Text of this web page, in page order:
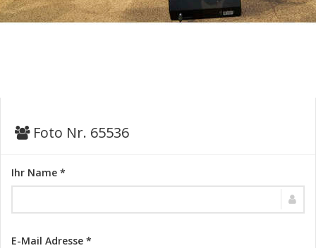
Foto Nr. 65536
Ihr Name *
E-Mail Adresse *